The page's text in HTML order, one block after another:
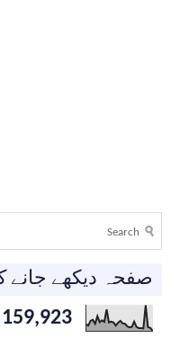
صفحہ دیکھے جانے
159,923